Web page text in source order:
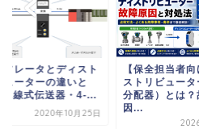
ソレータとディスト
ューターの違いと
2線式伝送器・4-...
2020年10月25日
【保全担当者
ストリビュータ
分配器）とは？
因...